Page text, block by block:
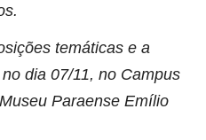
temáticas e a
dia 07/11, no Campus
Paraense Emílio